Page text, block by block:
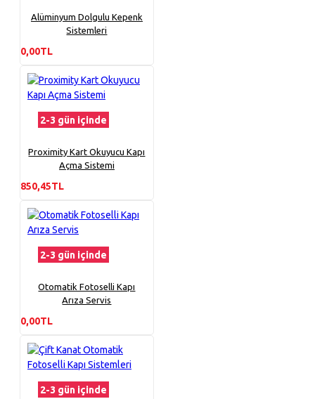
Alüminyum Dolgulu Kepenk
Sistemleri
0,00TL
2-3 gün içinde
Proximity Kart Okuyucu Kapı
Açma Sistemi
850,45TL
2-3 gün içinde
Otomatik Fotoselli Kapı
Arıza Servis
0,00TL
2-3 gün içinde